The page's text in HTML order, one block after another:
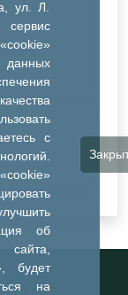
ул. Л.
с
об
будет
на